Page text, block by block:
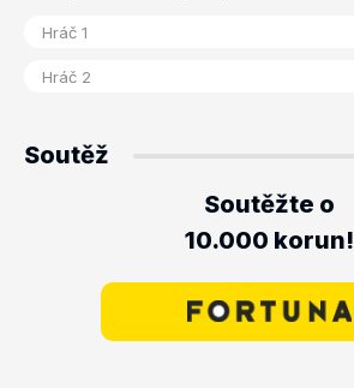
Soutěž
Soutěžte o
10.000 korun!